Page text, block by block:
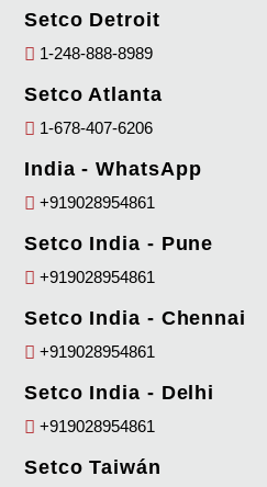
Setco Detroit
1-248-888-8989
Setco Atlanta
1-678-407-6206
India - WhatsApp
+919028954861
Setco India - Pune
+919028954861
Setco India - Chennai
+919028954861
Setco India - Delhi
+919028954861
Setco Taiwán